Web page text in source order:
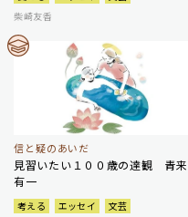
柴崎友香
信と疑のあいだ
見習いたい１００歳の達観 青来
有一
考える エッセイ
文芸